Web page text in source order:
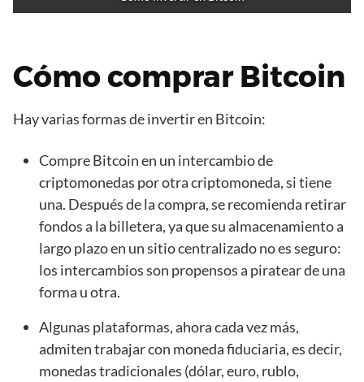
Cómo comprar Bitcoin
Hay varias formas de invertir en Bitcoin:
Compre Bitcoin en un intercambio de
criptomonedas por otra criptomoneda, si tiene
una. Después de la compra, se recomienda retirar
fondos a la billetera, ya que su almacenamiento a
largo plazo en un sitio centralizado no es seguro:
los intercambios son propensos a piratear de una
forma u otra.
Algunas plataformas, ahora cada vez más,
admiten trabajar con moneda fiduciaria, es decir,
monedas tradicionales (dólar, euro, rublo,